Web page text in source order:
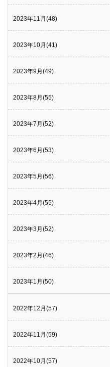
2023年11月(48)
2023年10月(41)
2023年9月(49)
2023年8月(55)
2023年7月(52)
2023年6月(53)
2023年5月(56)
2023年4月(55)
2023年3月(52)
2023年2月(46)
2023年1月(50)
2022年12月(57)
2022年11月(59)
2022年10月(57)